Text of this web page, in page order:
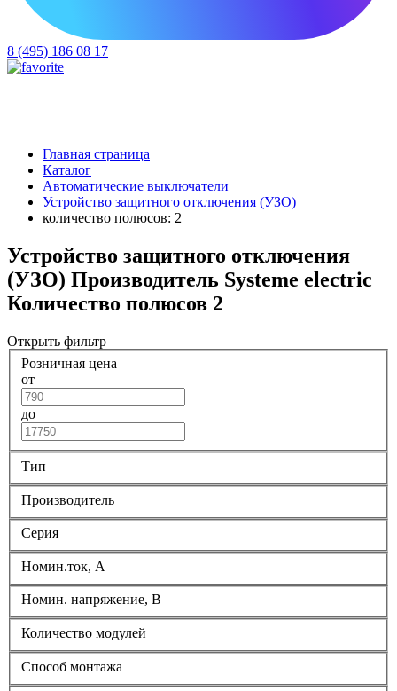
8 (495) 186 08 17
Главная страница
Каталог
Автоматические выключатели
Устройство защитного отключения (УЗО)
количество полюсов: 2
Устройство защитного отключения
(УЗО) Производитель Systeme electric
Количество полюсов 2
Открыть фильтр
Розничная цена
от
до
Тип
Производитель
Серия
Номин.ток, А
Номин. напряжение, В
Количество модулей
Способ монтажа